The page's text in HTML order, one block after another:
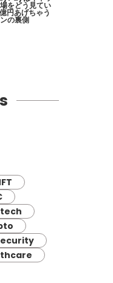
をどう見てい
円あげちゃう
の裏側